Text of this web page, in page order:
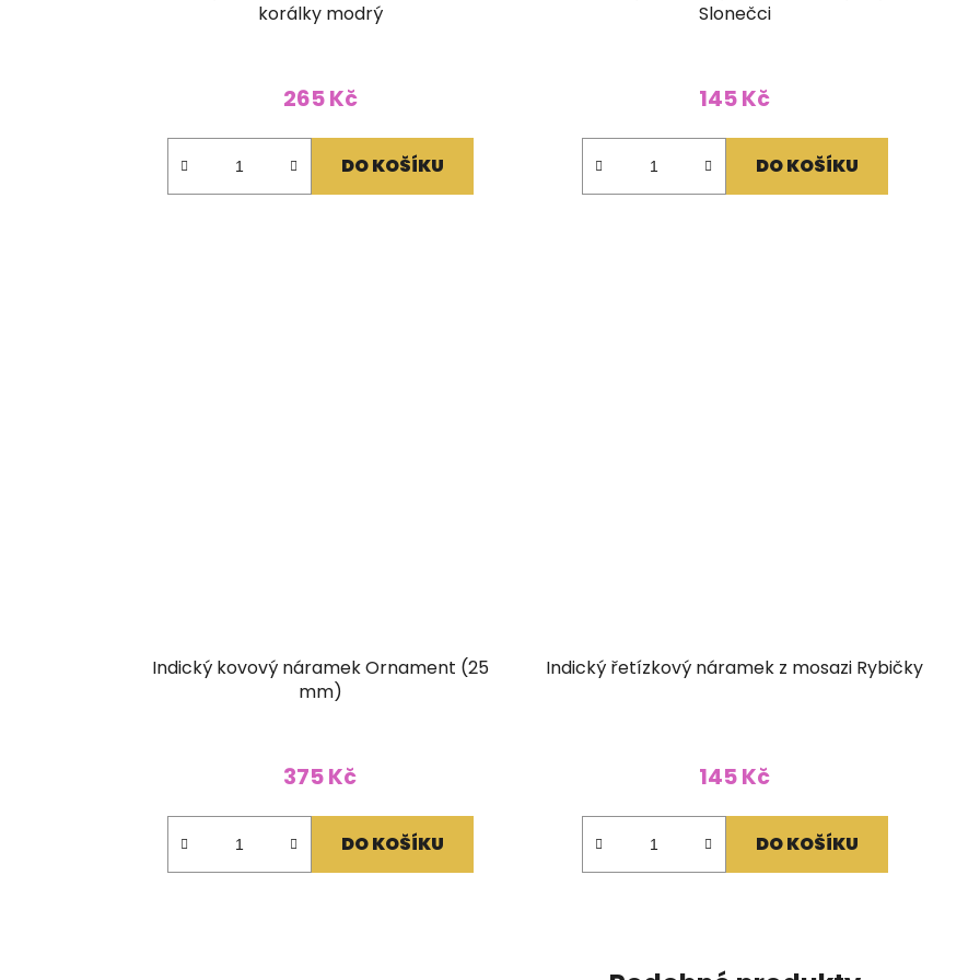
korálky modrý
265 Kč
DO KOŠÍKU
Slonečci
145 Kč
DO KOŠÍKU
Indický kovový náramek Ornament (25
mm)
375 Kč
DO KOŠÍKU
Indický řetízkový náramek z mosazi Rybičky
145 Kč
DO KOŠÍKU